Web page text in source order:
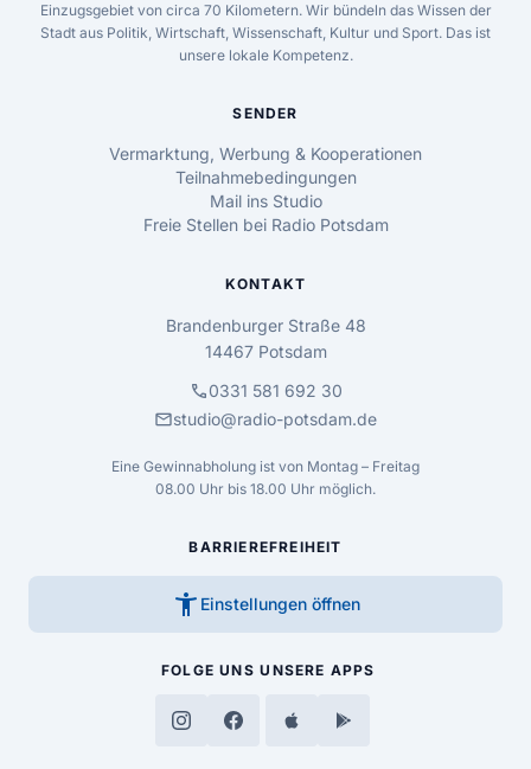
Einzugsgebiet von circa 70 Kilometern. Wir bündeln das Wissen der
Stadt aus Politik, Wirtschaft, Wissenschaft, Kultur und Sport. Das ist
unsere lokale Kompetenz.
SENDER
Vermarktung, Werbung & Kooperationen
Teilnahmebedingungen
Mail ins Studio
Freie Stellen bei Radio Potsdam
KONTAKT
Brandenburger Straße 48
14467 Potsdam
call0331 581 692 30
mailstudio@radio-potsdam.de
Eine Gewinnabholung ist von Montag – Freitag
08.00 Uhr bis 18.00 Uhr möglich.
BARRIEREFREIHEIT
accessibility_new Einstellungen öffnen
FOLGE UNS UNSERE APPS